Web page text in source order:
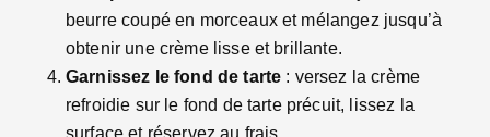
beurre coupé en morceaux et mélangez jusqu’à
obtenir une crème lisse et brillante.
Garnissez le fond de tarte : versez la crème
refroidie sur le fond de tarte précuit, lissez la